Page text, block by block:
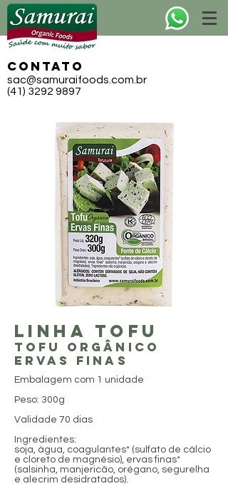
CONTATO
sac@samuraifoods.com.br
(41) 3292 9897
LINHA Tofu
tofu orgânico
Ervas Finas
Embalagem com 1 unidade
Peso: 300g
Validade 70 dias
Ingredientes:
soja, água, coagulantes* (sulfato de cálcio
e cloreto de magnésio), ervas finas*
(salsinha, manjericão, orégano, segurelha
e alecrim desidratados).